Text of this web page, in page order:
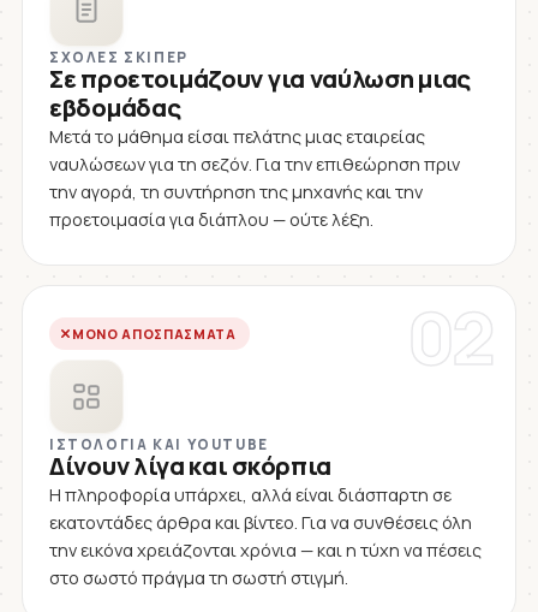
ΣΧΟΛΈΣ ΣΚΊΠΕΡ
Σε προετοιμάζουν για ναύλωση μιας
εβδομάδας
Μετά το μάθημα είσαι πελάτης μιας εταιρείας
ναυλώσεων για τη σεζόν. Για την επιθεώρηση πριν
την αγορά, τη συντήρηση της μηχανής και την
προετοιμασία για διάπλου — ούτε λέξη.
02
ΜΌΝΟ ΑΠΟΣΠΆΣΜΑΤΑ
ΙΣΤΟΛΌΓΙΑ ΚΑΙ YOUTUBE
Δίνουν λίγα και σκόρπια
Η πληροφορία υπάρχει, αλλά είναι διάσπαρτη σε
εκατοντάδες άρθρα και βίντεο. Για να συνθέσεις όλη
την εικόνα χρειάζονται χρόνια — και η τύχη να πέσεις
στο σωστό πράγμα τη σωστή στιγμή.